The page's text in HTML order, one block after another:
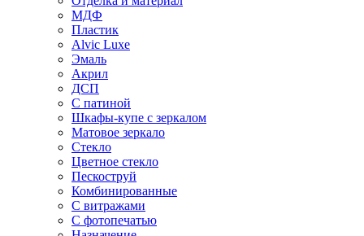
МДФ
Пластик
Alvic Luxe
Эмаль
Акрил
ДСП
С патиной
Шкафы-купе с зеркалом
Матовое зеркало
Стекло
Цветное стекло
Пескоструй
Комбинированные
С витражами
С фотопечатью